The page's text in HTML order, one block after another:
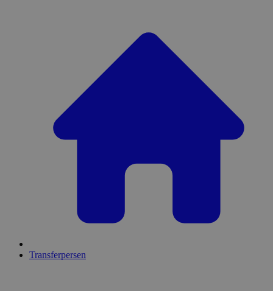
Transferpersen